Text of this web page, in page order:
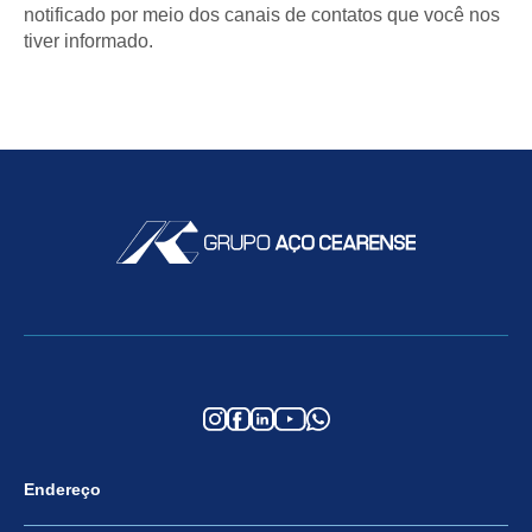
notificado por meio dos canais de contatos que você nos
tiver informado.
Endereço